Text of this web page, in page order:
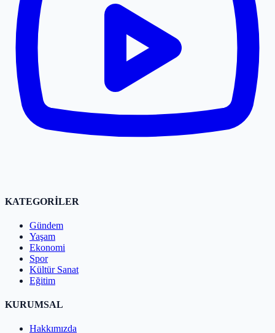
KATEGORİLER
Gündem
Yaşam
Ekonomi
Spor
Kültür Sanat
Eğitim
KURUMSAL
Hakkımızda